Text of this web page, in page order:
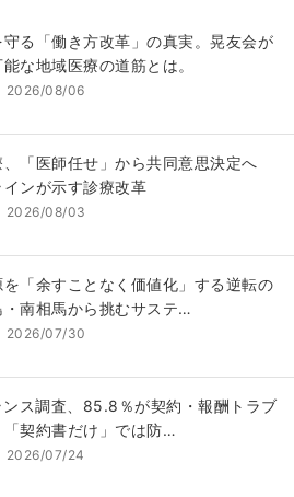
る「働き方改革」の真実。晃友会が
な地域医療の道筋とは。
2026/08/06
、「医師任せ」から共同意思決定へ
ンが示す診療改革
2026/08/03
「余すことなく価値化」する逆転の
・南相馬から挑むサステ…
2026/07/30
ス調査、85.8％が契約・報酬トラブ
契約書だけ」では防…
2026/07/24